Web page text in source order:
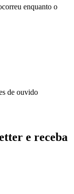
enquanto o
de ouvido
e receba